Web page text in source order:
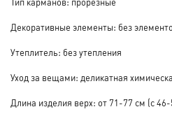
Декоративные элементы: без
Утеплитель: без утепления
Уход за вещами: деликатная
Длина изделия верх: от 71-77 см (с